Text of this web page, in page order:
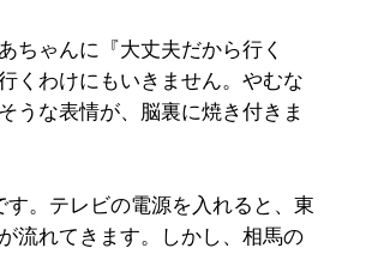
ちゃんに『大丈夫だから行く
くわけにもいきません。やむな
うな表情が、脳裏に焼き付きま
。テレビの電源を入れると、東
流れてきます。しかし、相馬の